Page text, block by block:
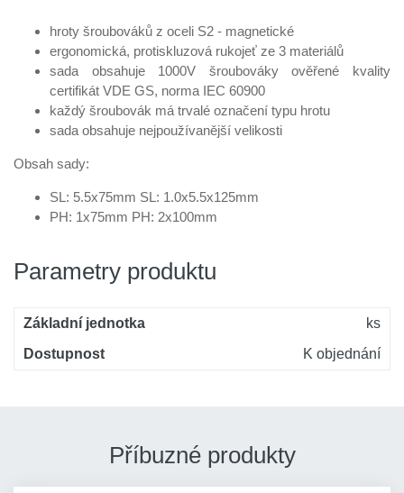
hroty šroubováků z oceli S2 - magnetické
ergonomická, protiskluzová rukojeť ze 3 materiálů
sada obsahuje 1000V šroubováky ověřené kvality
certifikát VDE GS, norma IEC 60900
každý šroubovák má trvalé označení typu hrotu
sada obsahuje nejpoužívanější velikosti
Obsah sady:
SL: 5.5x75mm SL: 1.0x5.5x125mm
PH: 1x75mm PH: 2x100mm
Parametry produktu
Základní jednotka
ks
Dostupnost
K objednání
Příbuzné produkty